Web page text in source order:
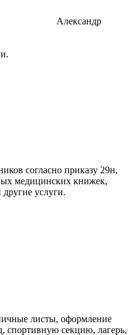
Александр
согласно приказу 29н,
медицинских книжек,
услуги.
листы, оформление
спортивную секцию, лагерь,